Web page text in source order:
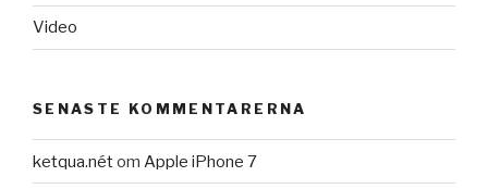
Video
SENASTE KOMMENTARERNA
ketqua.nétom Apple iPhone 7